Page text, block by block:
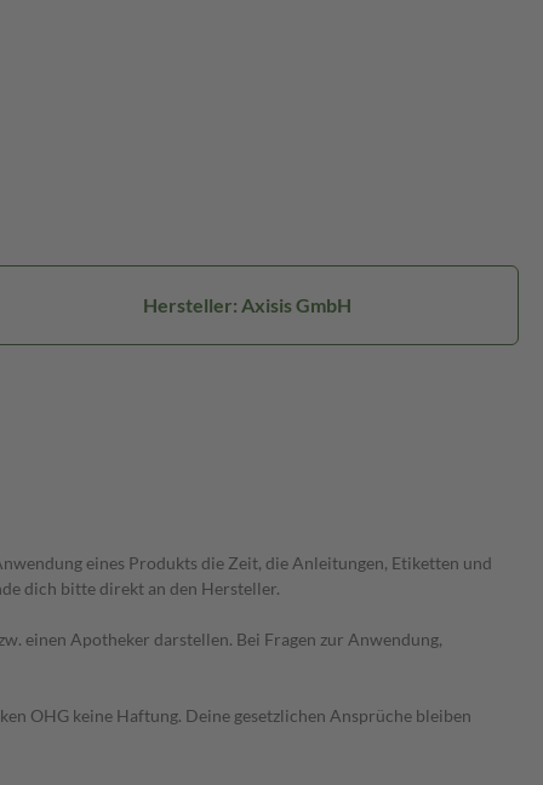
Hersteller: Axisis GmbH
eines Produkts die Zeit, die Anleitungen, Etiketten und
dich bitte direkt an den Hersteller.
einen Apotheker darstellen. Bei Fragen zur Anwendung,
OHG keine Haftung. Deine gesetzlichen Ansprüche bleiben